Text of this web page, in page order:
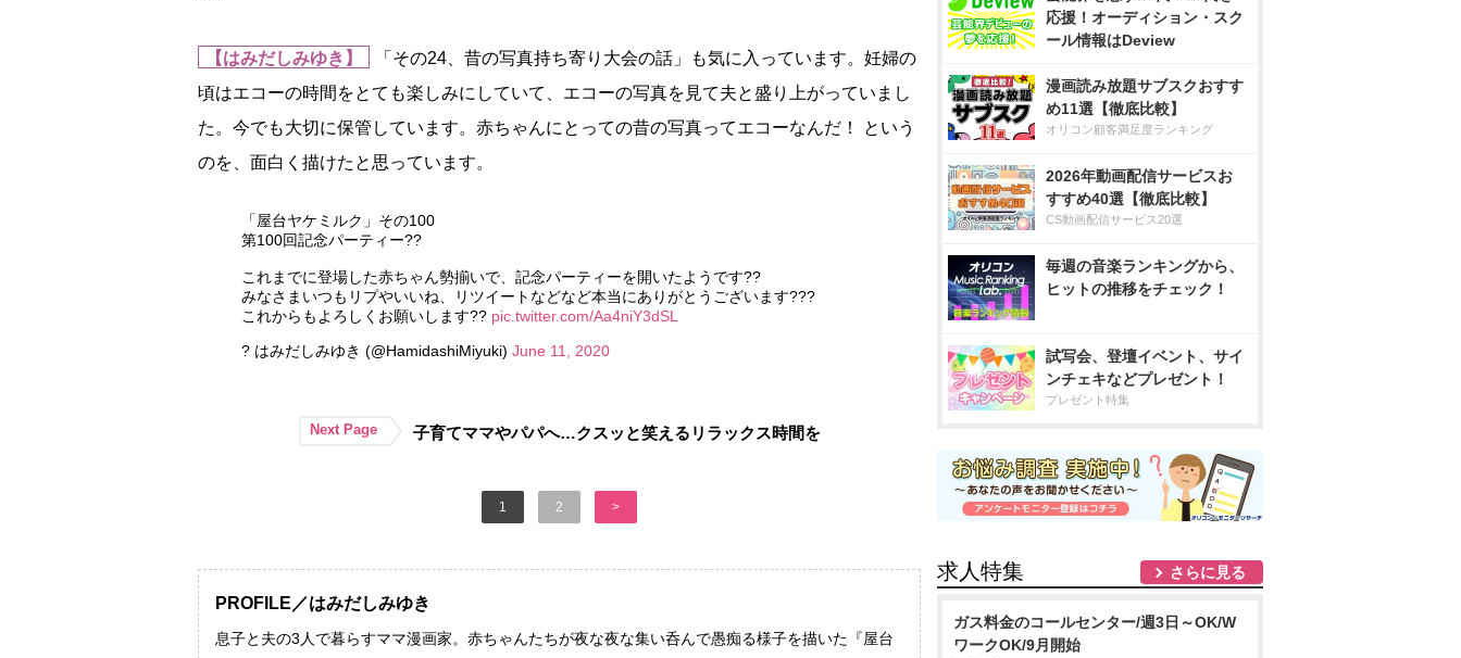
【はみだしみゆき】
「その24、昔の写真持ち寄り大会の話」も気に入っています。妊婦の
頃はエコーの時間をとても楽しみにしていて、エコーの写真を見て夫と盛り上がっていまし
た。今でも大切に保管しています。赤ちゃんにとっての昔の写真ってエコーなんだ！ という
のを、面白く描けたと思っています。
「屋台ヤケミルク」その100
第100回記念パーティー??
これまでに登場した赤ちゃん勢揃いで、記念パーティーを開いたようです??
みなさまいつもリプやいいね、リツイートなどなど本当にありがとうございます???
これからもよろしくお願いします?? pic.twitter.com/Aa4niY3dSL
? はみだしみゆき (@HamidashiMiyuki) June 11, 2020
Next Page 子育てママやパパへ…クスッと笑えるリラックス時間を
1 2 >
PROFILE／はみだしみゆき
息子と夫の3人で暮らすママ漫画家。赤ちゃんたちが夜な夜な集い呑んで愚痴る様子を描いた『屋台
応援！オーディション・スク
ール情報はDeview
漫画読み放題サブスクおすす
め11選【徹底比較】
オリコン顧客満足度ランキング
2026年動画配信サービスお
すすめ40選【徹底比較】
CS動画配信サービス20選
毎週の音楽ランキングから、
ヒットの推移をチェック！
試写会、登壇イベント、サイ
ンチェキなどプレゼント！
プレゼント特集
求人特集 さらに見る
ガス料金のコールセンター/週3日～OK/W
ワークOK/9月開始